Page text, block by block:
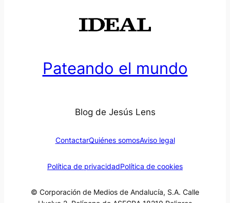
Pateando el mundo
Blog de Jesús Lens
ContactarQuiénes somosAviso legal
Política de privacidadPolítica de cookies
© Corporación de Medios de Andalucía, S.A. Calle